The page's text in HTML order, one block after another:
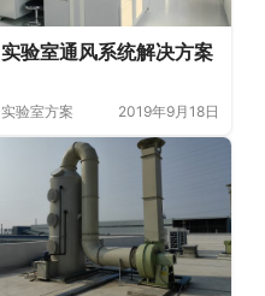
实验室通风系统解决方案
实验室方案 2019年9月18日